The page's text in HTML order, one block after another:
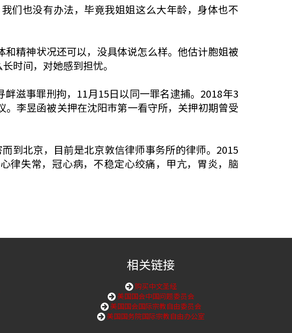
们也没有办法，毕竟我姐姐这么大年龄，身体也不
精神状况还可以，没具体说怎么样。他估计胞姐被
时间，对她感到担忧。
滋事罪刑拘，11月15日以同一罪名逮捕。2018年3
李昱函被关押在沈阳巿第一看守所，关押初期曾受
到北京，目前是北京敦信律师事务所的律师。2015
律失常，冠心病，不稳定心绞痛，甲亢，胃炎，脑
相关链接
购买中文圣经
美国国会中国问题委员会
美国国会国际宗教自由委员会
美国国务院国际宗教自由办公室